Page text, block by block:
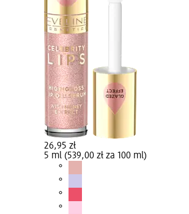
26,95 zł
5 ml (539,00 zł za 100 ml)